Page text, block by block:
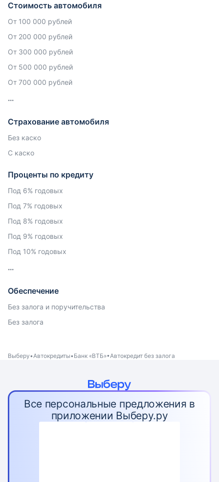
Стоимость автомобиля
От 100 000 рублей
От 200 000 рублей
От 300 000 рублей
От 500 000 рублей
От 700 000 рублей
Страхование автомобиля
Без каско
С каско
Проценты по кредиту
Под 6% годовых
Под 7% годовых
Под 8% годовых
Под 9% годовых
Под 10% годовых
Обеспечение
Без залога и поручительства
Без залога
Выберу Автокредиты Банк «ВТБ» Автокредит без залога
Все персональные предложения в
приложении Выберу.ру